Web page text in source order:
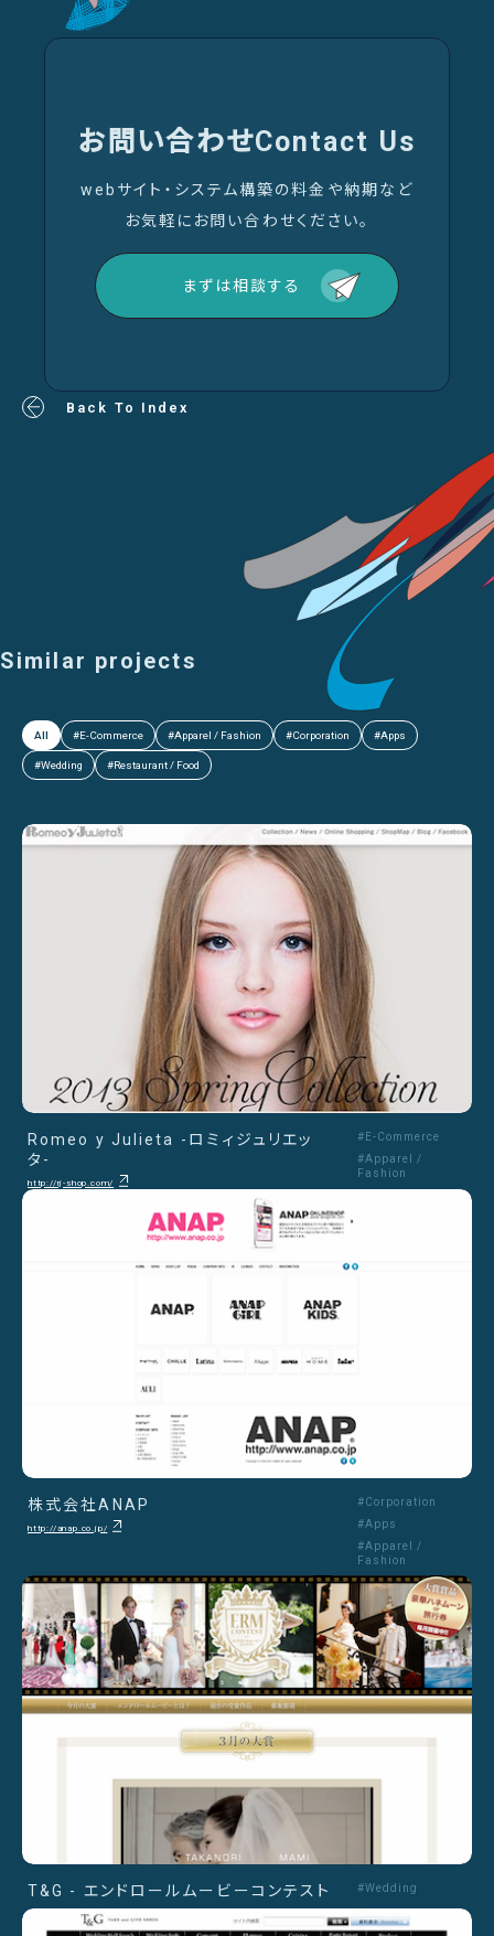
お問い合わせContact Us
webサイト・システム構築の料金や納期など
お気軽にお問い合わせください。
まずは相談する
Back To Index
Similar projects
All #E-Commerce #Apparel / Fashion #Corporation #Apps
#Wedding #Restaurant / Food
Romeo y Julieta -ロミィジュリエッ
タ-
http://rj-shop.com/
#E-Commerce
#Apparel /
Fashion
株式会社ANAP
http://anap.co.jp/
#Corporation
#Apps
#Apparel /
Fashion
T&G - エンドロールムービーコンテスト #Wedding